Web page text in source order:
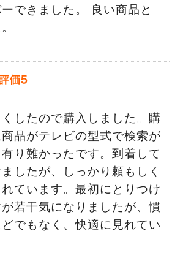
できました。 良い商品と
したので購入しました。購
品がテレビの型式で検索が
り難かったです。到着して
したが、しっかり頼もしく
ています。最初にとりつけ
若干気になりましたが、慣
でもなく、快適に見れてい